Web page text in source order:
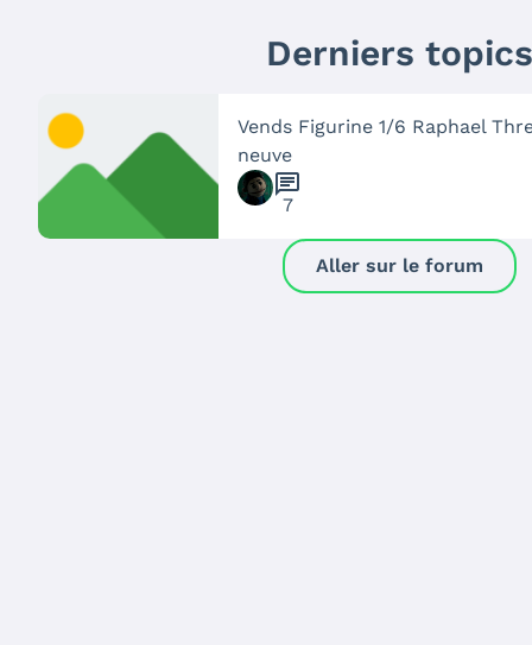
Derniers topics
Vends Figurine 1/6 Raphael
neuve
chat
7
Aller sur le forum